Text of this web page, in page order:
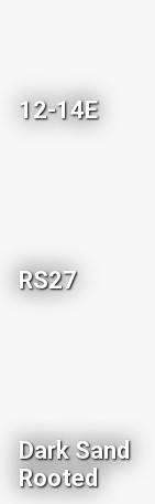
12-14E
RS27
Dark Sand
Rooted